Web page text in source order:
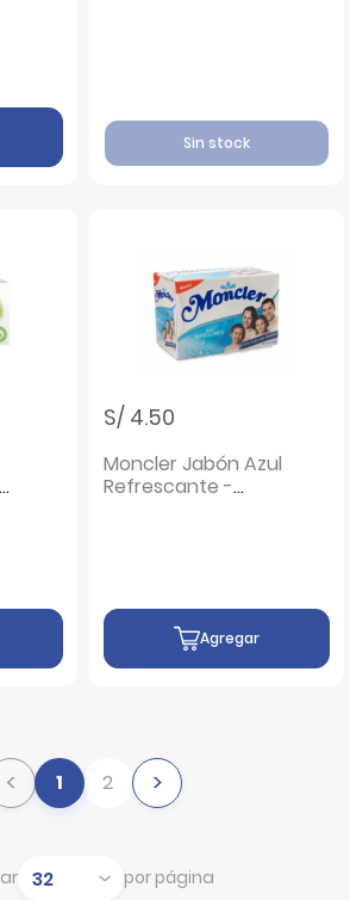
Sin stock
S/ 4.50
Moncler Jabón Azul
Refrescante -
Agregar
< 1 2 >
Mostrarpor página